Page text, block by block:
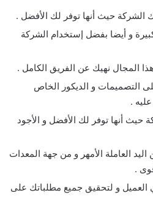
الشركة حيث أنها توفر لك الأفضل .
و أيضا بفضل إستخدام الشركة
المجال نهيك عن الفريق الكامل .
التصميمات و الديكور الخاص
.
حيث أنها توفر لك الأفضل و الأجود
العاملة الأمهر و من جهة المعدات
.
العميل و لتحقيق جميع مطلباتك على